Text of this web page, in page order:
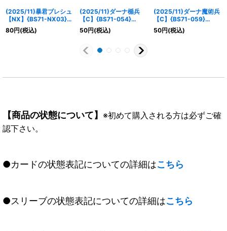
(2025/11)暴君ブレシュ
【NX】{BS71-NX03}
《青》
80円(税込)
(2025/11)ダーナ楯兵
【C】{BS71-054}
《青》
50円(税込)
(2025/11)ダーナ魔術兵
【C】{BS71-059}
《青》
50円(税込)
【商品の状態について】 ※初めて購入される方は必ずご確
認下さい。
●カードの状態表記についての詳細はこちら
●スリーブの状態表記についての詳細はこちら